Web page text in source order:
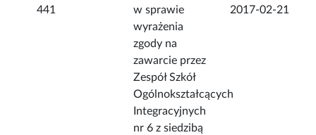
441
w sprawie
wyrażenia
zgody na
zawarcie przez
Zespół Szkół
Ogólnokształcących
Integracyjnych
nr 6 z siedzibą
2017-02-21